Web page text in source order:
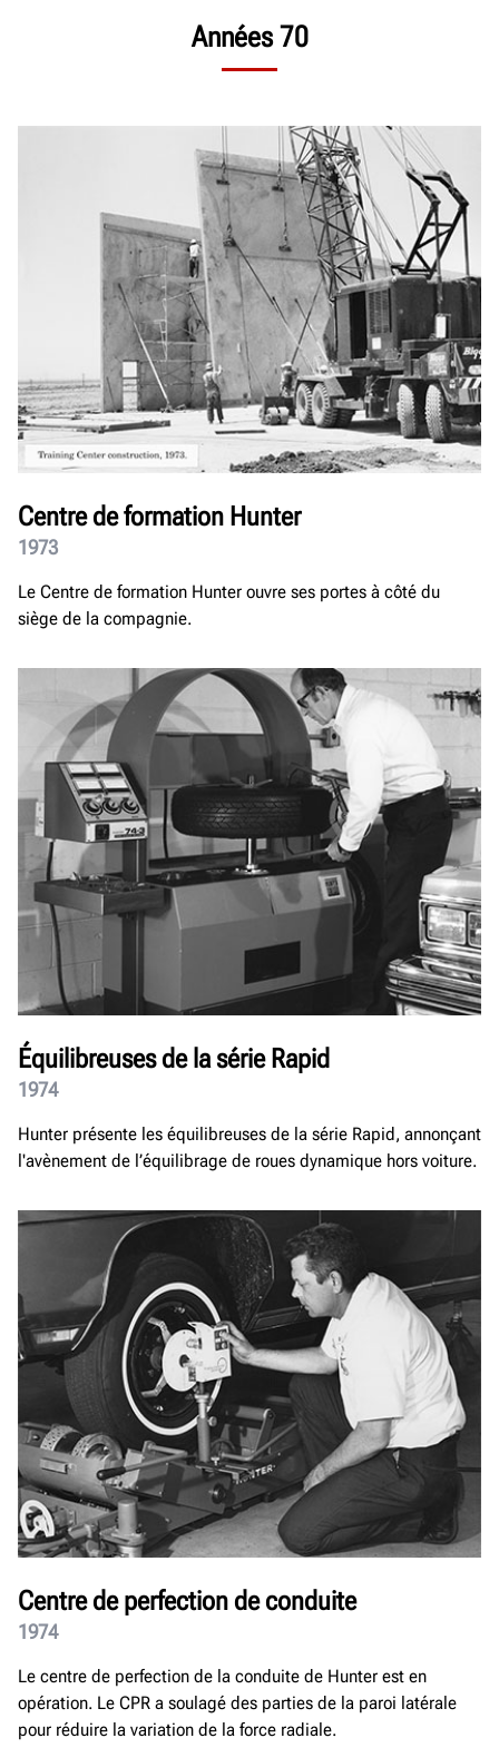
Années 70
Centre de formation Hunter
1973
Le Centre de formation Hunter ouvre ses portes à côté du
siège de la compagnie.
Équilibreuses de la série Rapid
1974
Hunter présente les équilibreuses de la série Rapid, annonçant
l'avènement de l’équilibrage de roues dynamique hors voiture.
Centre de perfection de conduite
1974
Le centre de perfection de la conduite de Hunter est en
opération. Le CPR a soulagé des parties de la paroi latérale
pour réduire la variation de la force radiale.